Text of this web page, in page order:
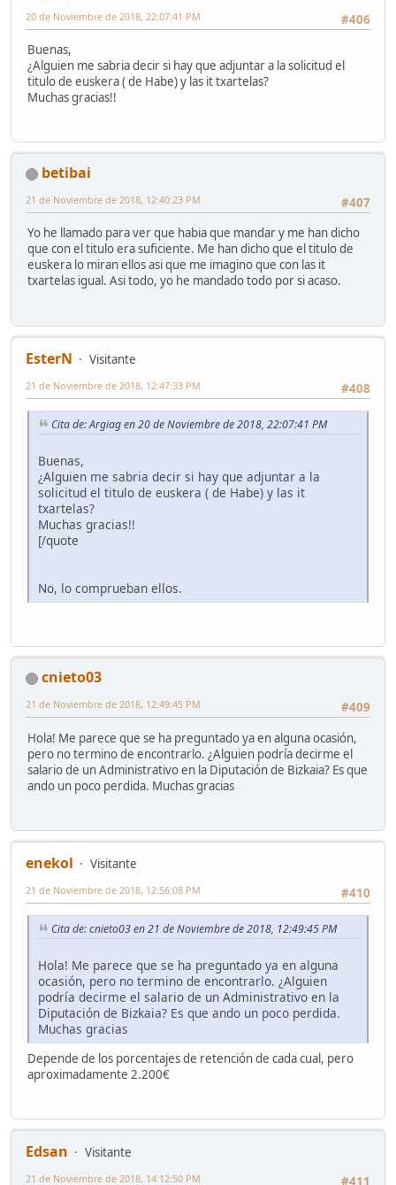
#406
20 de Noviembre de 2018, 22:07:41 PM
Buenas,
¿Alguien me sabria decir si hay que adjuntar a la solicitud el
titulo de euskera ( de Habe) y las it txartelas?
Muchas gracias!!
betibai
#407
21 de Noviembre de 2018, 12:40:23 PM
Yo he llamado para ver que habia que mandar y me han dicho
que con el titulo era suficiente. Me han dicho que el titulo de
euskera lo miran ellos asi que me imagino que con las it
txartelas igual. Asi todo, yo he mandado todo por si acaso.
EsterN
Visitante
#408
21 de Noviembre de 2018, 12:47:33 PM
Cita de: Argiag en 20 de Noviembre de 2018, 22:07:41 PM
Buenas,
¿Alguien me sabria decir si hay que adjuntar a la
solicitud el titulo de euskera ( de Habe) y las it
txartelas?
Muchas gracias!!
[/quote
No, lo comprueban ellos.
cnieto03
#409
21 de Noviembre de 2018, 12:49:45 PM
Hola! Me parece que se ha preguntado ya en alguna ocasión,
pero no termino de encontrarlo. ¿Alguien podría decirme el
salario de un Administrativo en la Diputación de Bizkaia? Es que
ando un poco perdida. Muchas gracias
enekol
Visitante
#410
21 de Noviembre de 2018, 12:56:08 PM
Cita de: cnieto03 en 21 de Noviembre de 2018, 12:49:45 PM
Hola! Me parece que se ha preguntado ya en alguna
ocasión, pero no termino de encontrarlo. ¿Alguien
podría decirme el salario de un Administrativo en la
Diputación de Bizkaia? Es que ando un poco perdida.
Muchas gracias
Depende de los porcentajes de retención de cada cual, pero
aproximadamente 2.200€
Edsan
Visitante
#411
21 de Noviembre de 2018, 14:12:50 PM